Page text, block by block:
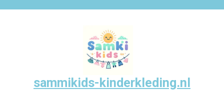
sammikids-kinderkleding.nl